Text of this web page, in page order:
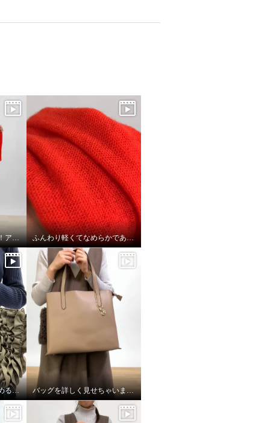
さっと巻くだけでキマる！アレンジ3選 ふんわり軽くてなめらかであったかい！
両サイドのバックルを留めると、、、 バッグを詳しく見せちゃいます！